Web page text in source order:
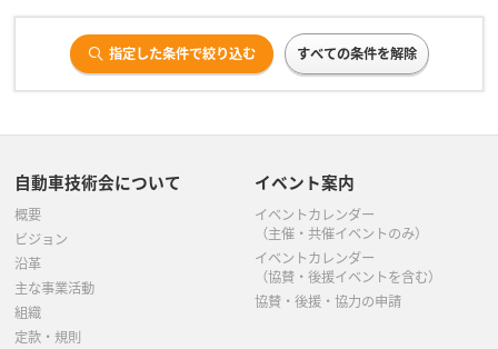
指定した条件で絞り込む すべての条件を解除
自動車技術会について
概要
ビジョン
沿革
主な事業活動
組織
定款・規則
イベント案内
イベントカレンダー
（主催・共催イベントのみ）
イベントカレンダー
（協賛・後援イベントを含む）
協賛・後援・協力の申請